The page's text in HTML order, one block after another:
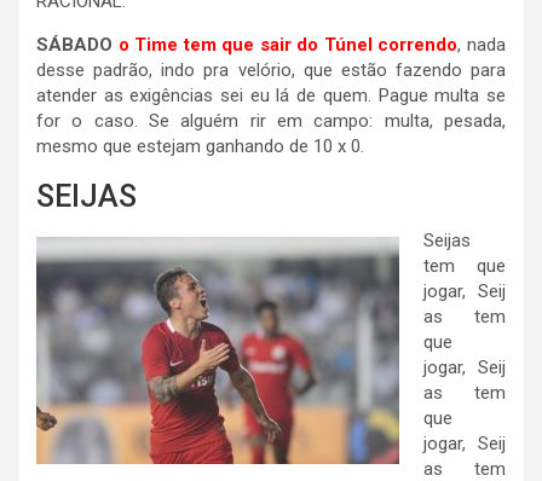
SÁBADO o Time tem que sair do Túnel correndo, nada
desse padrão, indo pra velório, que estão fazendo para
atender as exigências sei eu lá de quem. Pague multa se
for o caso. Se alguém rir em campo: multa, pesada,
mesmo que estejam ganhando de 10 x 0.
SEIJAS
Seijas
tem que
jogar, Seij
as tem
que
jogar, Seij
as tem
que
jogar, Seij
as tem